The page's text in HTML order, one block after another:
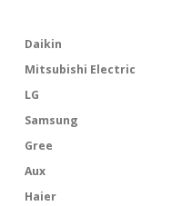
Daikin
Mitsubishi Electric
LG
Samsung
Gree
Aux
Haier